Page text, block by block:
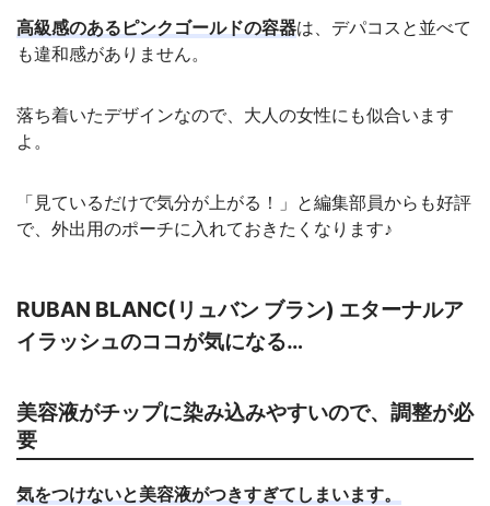
高級感のあるピンクゴールドの容器は、デパコスと並べて
も違和感がありません。
落ち着いたデザインなので、大人の女性にも似合います
よ。
「見ているだけで気分が上がる！」と編集部員からも好評
で、外出用のポーチに入れておきたくなります♪
RUBAN BLANC(リュバン ブラン) エターナルア
イラッシュのココが気になる…
美容液がチップに染み込みやすいので、調整が必
要
気をつけないと美容液がつきすぎてしまいます。